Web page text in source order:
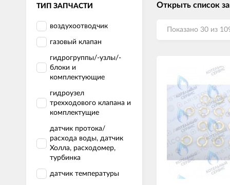
ТИП ЗАПЧАСТИ
воздухоотводчик
газовый клапан
гидрогруппы/-узлы/-
блоки и
комплектующие
гидроузел
трехходового клапана и
комплектущие
датчик протока/
расхода воды, датчик
Холла, расходомер,
турбинка
датчик температуры
Открыть список
Показано 30 из